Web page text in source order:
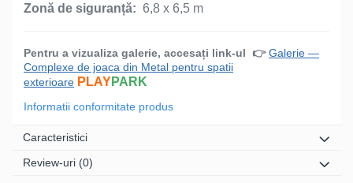
Zonă de siguranță: 6,8 x 6,5 m
Pentru a vizualiza galerie, accesați link-ul 👉Galerie —
Complexe de joaca din Metal pentru spatii
exterioare PLAYPARK
Informatii conformitate produs
Caracteristici
Review-uri (0)